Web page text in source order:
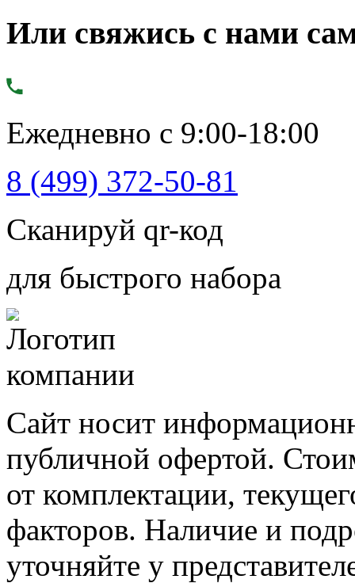
Или свяжись с нами
Ежедневно с 9:00-18:00
8 (499) 372-50-81
Сканируй qr-код
для быстрого набора
Сайт носит
публичной офертой.
от комплектации,
факторов. Наличие и
уточняйте у